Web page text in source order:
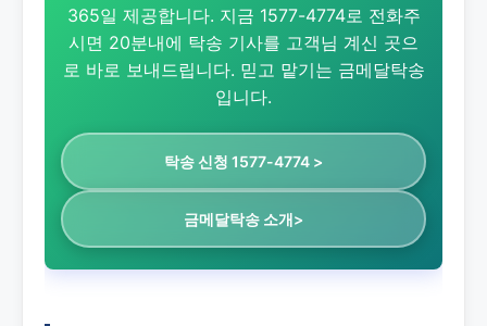
365일 제공합니다. 지금 1577-4774로 전화주
시면 20분내에 탁송 기사를 고객님 계신 곳으
로 바로 보내드립니다. 믿고 맡기는 금메달탁송
입니다.
탁송 신청 1577-4774 >
금메달탁송 소개>